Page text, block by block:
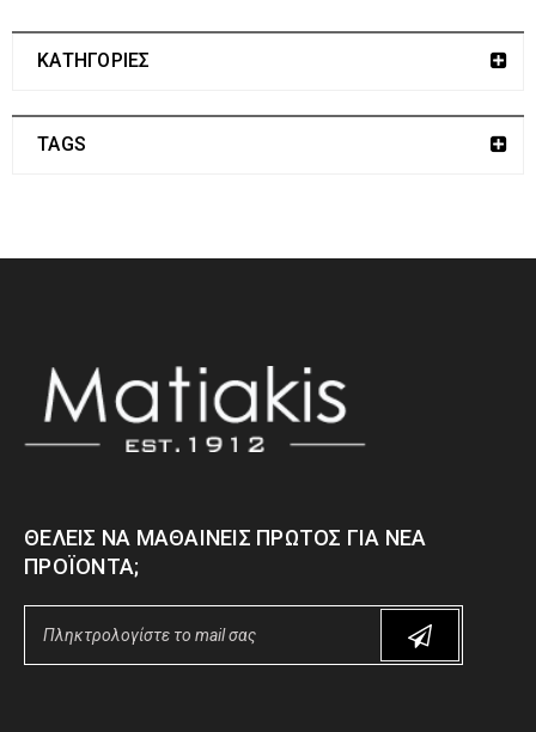
ΚΑΤΗΓΟΡΙΕΣ
TAGS
ΘΈΛΕΙΣ ΝΑ ΜΑΘΑΊΝΕΙΣ ΠΡΏΤΟΣ ΓΙΑ ΝΈΑ
ΠΡΟΪΌΝΤΑ;